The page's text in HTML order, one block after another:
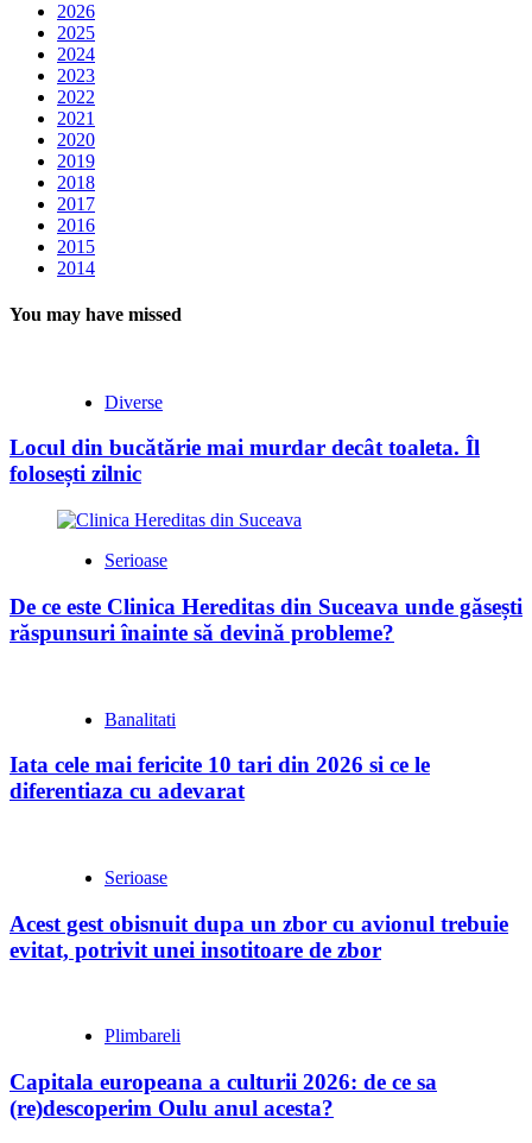
2026
2025
2024
2023
2022
2021
2020
2019
2018
2017
2016
2015
2014
You may have missed
Diverse
Locul din bucătărie mai murdar decât toaleta. Îl
folosești zilnic
Serioase
De ce este Clinica Hereditas din Suceava unde găsești
răspunsuri înainte să devină probleme?
Banalitati
Iata cele mai fericite 10 tari din 2026 si ce le
diferentiaza cu adevarat
Serioase
Acest gest obisnuit dupa un zbor cu avionul trebuie
evitat, potrivit unei insotitoare de zbor
Plimbareli
Capitala europeana a culturii 2026: de ce sa
(re)descoperim Oulu anul acesta?